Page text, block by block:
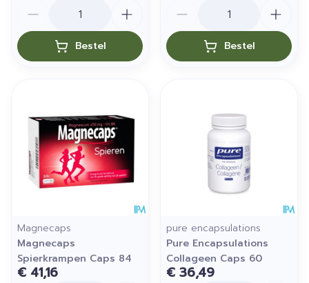
Bestel Bestel
Magnecaps
Magnecaps
Spierkrampen Caps 84
€ 41,16
pure encapsulations
Pure Encapsulations
Collageen Caps 60
€ 36,49